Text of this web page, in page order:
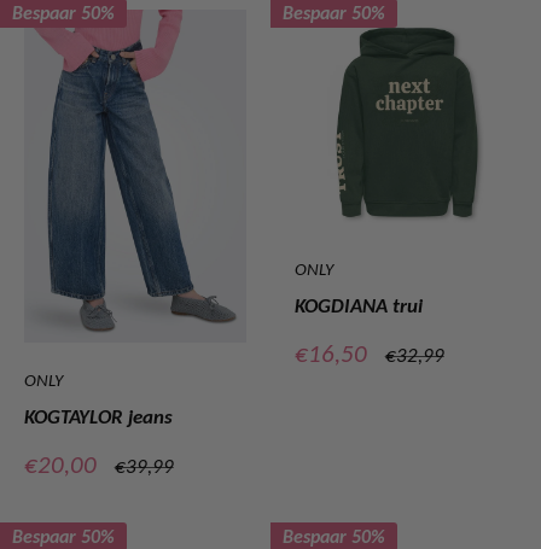
Bespaar 50%
ONLY
KOGTAYLOR jeans
Verkoopprijs
€20,00
Normale
€39,99
Bespaar 50%
ONLY
KOGDIANA trui
Verkoopprijs
€16,50
Normale
€32,99
Bespaar 50% Bespaar 50%